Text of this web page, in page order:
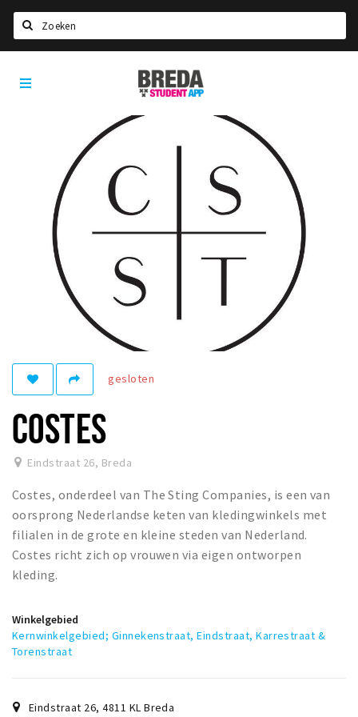
HOME
Voel je thuis in Breda | GoodMood
Welkom in Breda
Studentenverenigingen
Studentenraad
Studentenroutes
New in town? Check FAQ!
Woonruimte
Inschrijven gemeente
Zorgverzekering
Huisarts en eerste hulp
Q&A
Breda Student Shop
Draai aan het rad!
Sport
Nieuws
Bezienswaardigheden
Breda
Student
gesloten
COSTES
Eindstraat 26, Breda
Costes, onderdeel van The Sting Companies, is een van
oorsprong Nederlandse keten van kledingwinkels met
filialen in de grote en kleine steden van Nederland.
Costes richt zich op vrouwen via eigen ontworpen
kleding.
Winkelgebied
Kernwinkelgebied; Ginnekenstraat, Eindstraat, Karrestraat &
Torenstraat
Eindstraat 26,4811 KL Breda